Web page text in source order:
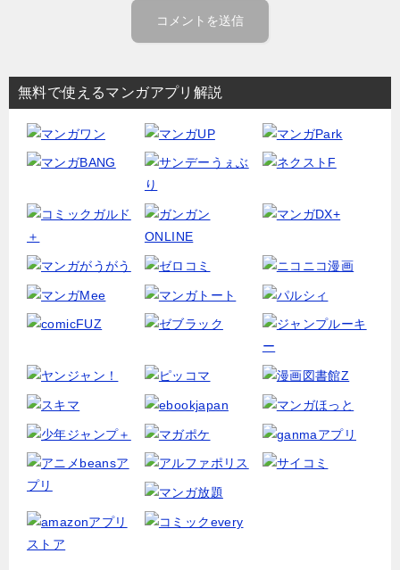
無料で使えるマンガアプリ解説